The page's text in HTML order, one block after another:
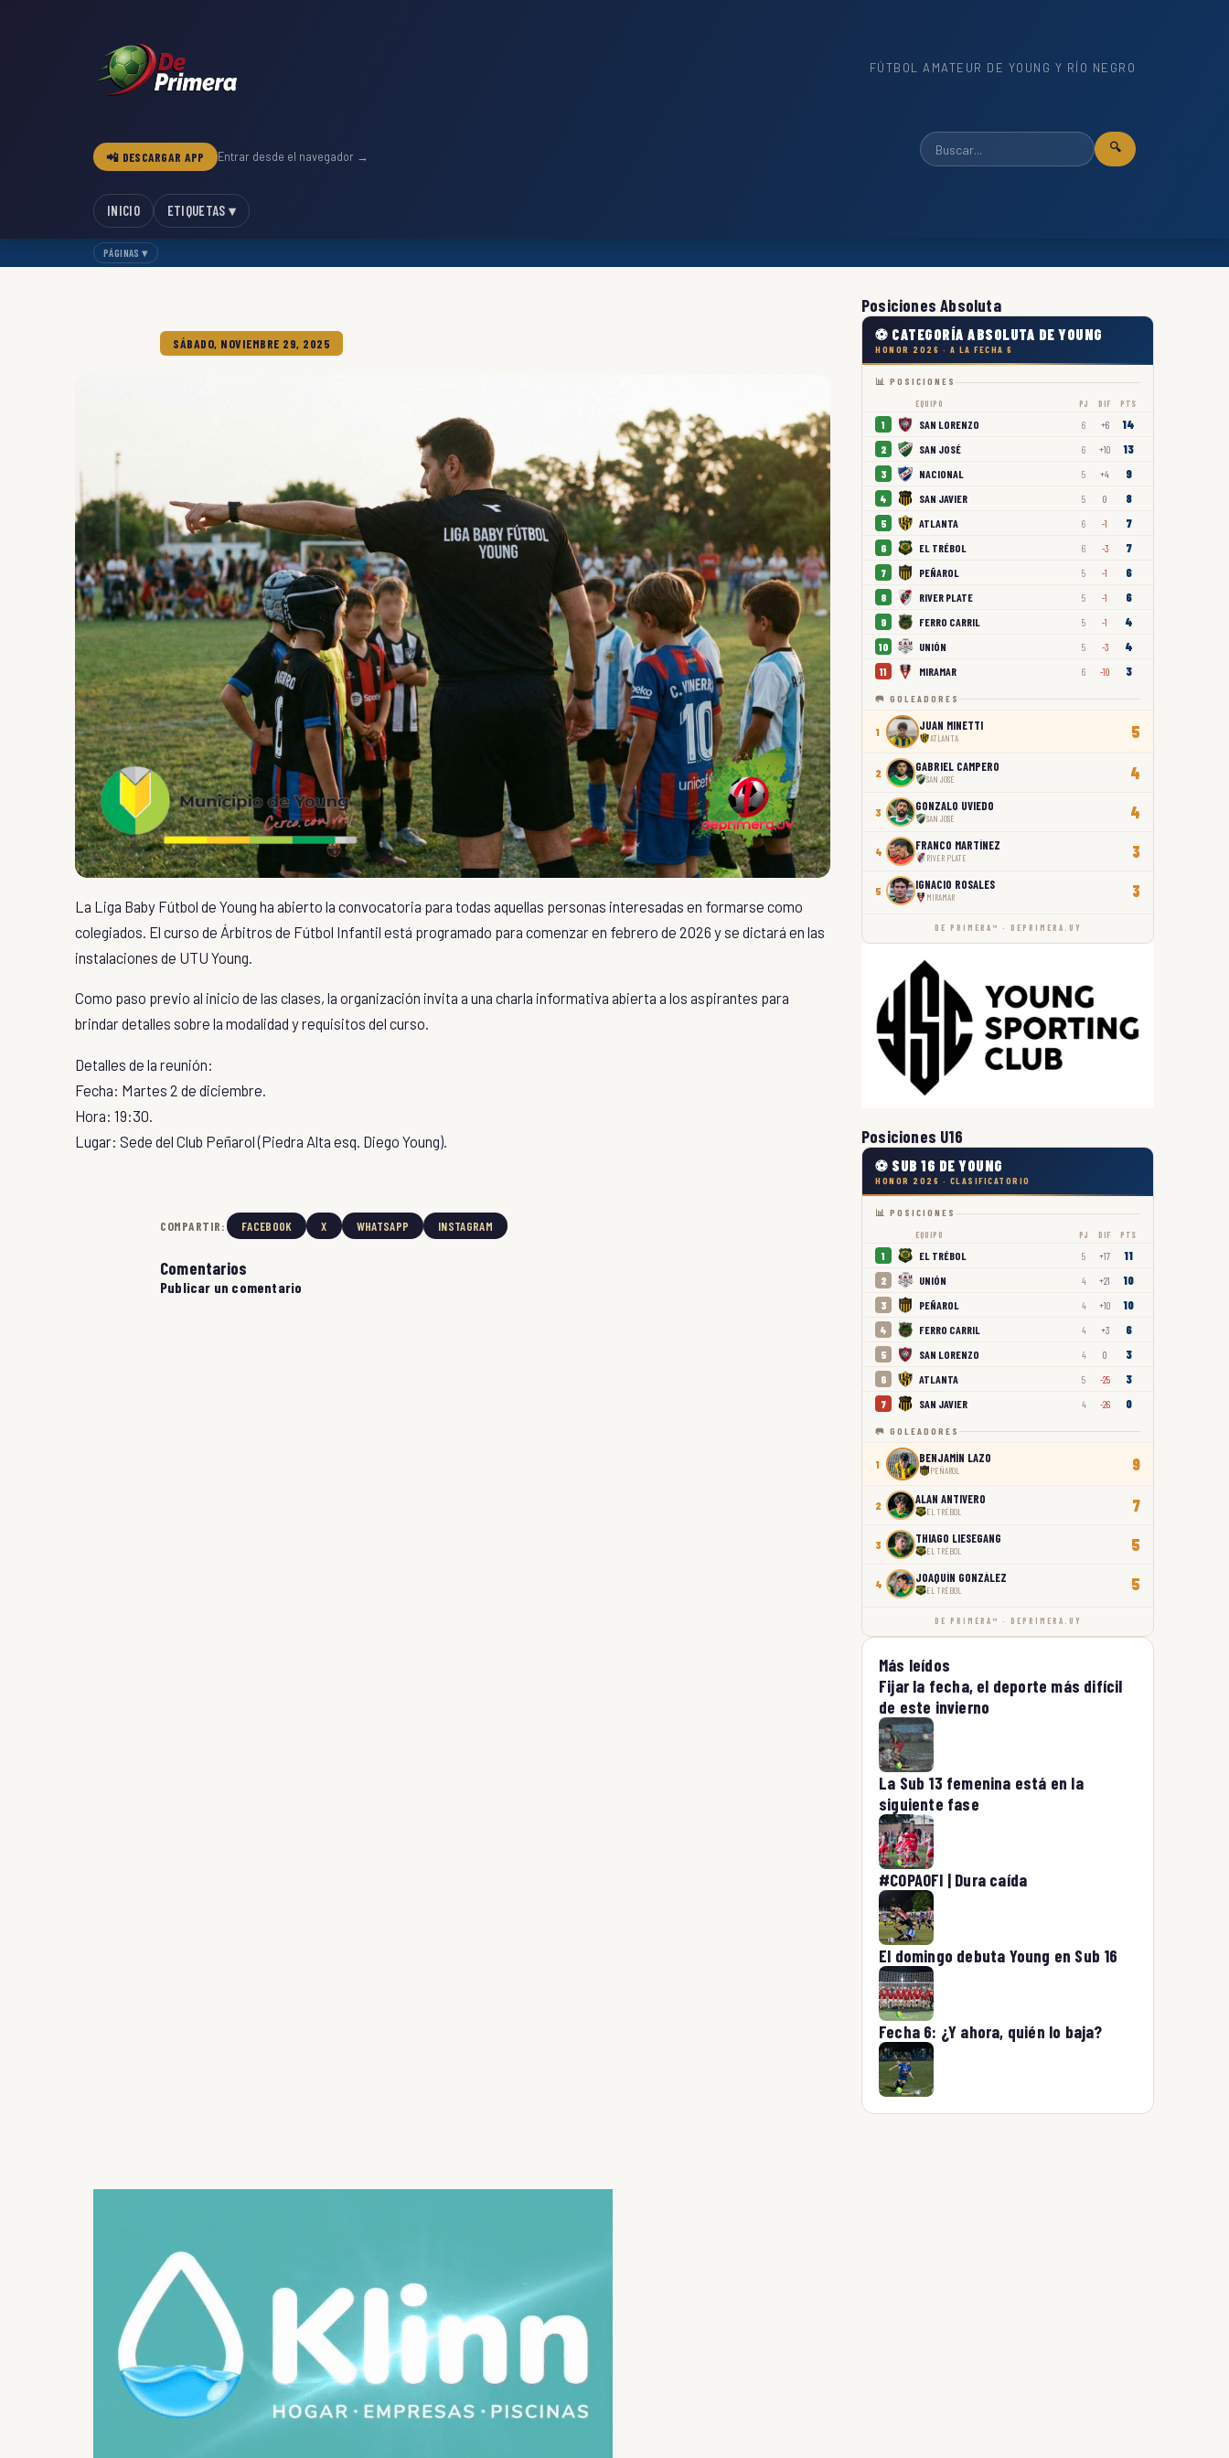
FÚTBOL AMATEUR DE YOUNG Y RÍO NEGRO
📲 DESCARGAR APP Entrar desde el navegador →
🔍
INICIO ETIQUETAS ▾
PÁGINAS ▾
SÁBADO, NOVIEMBRE 29, 2025
La Liga Baby Fútbol de Young ha abierto la convocatoria para todas aquellas personas interesadas en formarse como
colegiados . El curso de Árbitros de Fútbol Infantil está programado para comenzar en febrero de 2026 y se dictará en las
instalaciones de UTU Young
Como paso previo al inicio de las clases, la organización invita a una charla informativa abierta a los aspirantes para
brindar detalles sobre la modalidad y requisitos del curso.
Detalles de la reunión:
Fecha: Martes 2 de diciembre.
Hora: 19:30.
Lugar: Sede del Club Peñarol(Piedra Alta esq. Diego Young).
COMPARTIR: FACEBOOK X WHATSAPP INSTAGRAM
Comentarios
Publicar un comentario
Posiciones Absoluta
⚽ CATEGORÍA ABSOLUTA DE YOUNG
HONOR 2026 · A LA FECHA 6
📊 POSICIONES
EQUIPO PJ DIF PTS
1 SAN LORENZO 6 +6 14
2 SAN JOSÉ 6 +10 13
3 NACIONAL 5 +4 9
4 SAN JAVIER 5 0 8
5 ATLANTA 6 -1 7
6 EL TRÉBOL 6 -3 7
7 PEÑAROL 5 -1 6
8 RIVER PLATE 5 -1 6
9 FERRO CARRIL 5 -1 4
10 UNIÓN 5 -3 4
11 MIRAMAR 6 -10 3
🥅 GOLEADORES
1 JUAN MINETTI
ATLANTA 5
2 GABRIEL CAMPERO
SAN JOSÉ 4
3 GONZALO UVIEDO
SAN JOSÉ 4
4 FRANCO MARTÍNEZ
RIVER PLATE 3
5 IGNACIO ROSALES
MIRAMAR 3
DE PRIMERA™ · DEPRIMERA.UY
Posiciones U16
⚽ SUB 16 DE YOUNG
HONOR 2026 · CLASIFICATORIO
📊 POSICIONES
EQUIPO PJ DIF PTS
1 EL TRÉBOL 5 +17 11
2 UNIÓN 4 +21 10
3 PEÑAROL 4 +10 10
4 FERRO CARRIL 4 +3 6
5 SAN LORENZO 4 0 3
6 ATLANTA 5 -25 3
7 SAN JAVIER 4 -26 0
🥅 GOLEADORES
1 BENJAMÍN LAZO
PEÑAROL 9
2 ALAN ANTIVERO
EL TRÉBOL 7
3 THIAGO LIESEGANG
EL TRÉBOL 5
4 JOAQUÍN GONZÁLEZ
EL TRÉBOL 5
DE PRIMERA™ · DEPRIMERA.UY
Más leídos
Fijar la fecha, el deporte más difícil
de este invierno
La Sub 13 femenina está en la
siguiente fase
#COPAOFI | Dura caída
El domingo debuta Young en Sub 16
Fecha 6: ¿Y ahora, quién lo baja?